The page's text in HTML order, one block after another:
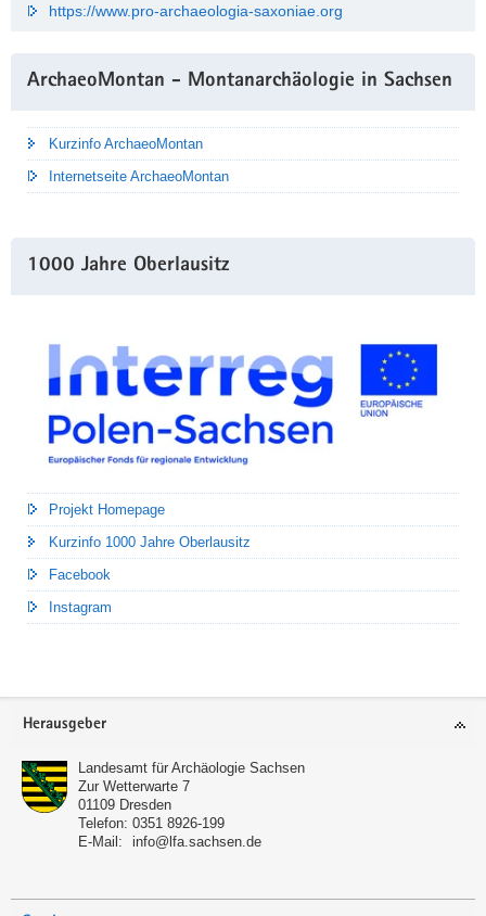
https://www.pro-archaeologia-saxoniae.org
ArchaeoMontan - Montanarchäologie in Sachsen
Kurzinfo ArchaeoMontan
Internetseite ArchaeoMontan
1000 Jahre Oberlausitz
Projekt Homepage
Kurzinfo 1000 Jahre Oberlausitz
Facebook
Instagram
Footer-
Herausgeber
Landesamt für Archäologie Sachsen
Zur Wetterwarte 7
01109 Dresden
Telefon: 0351 8926-199
E-Mail:
info@lfa.sachsen.de